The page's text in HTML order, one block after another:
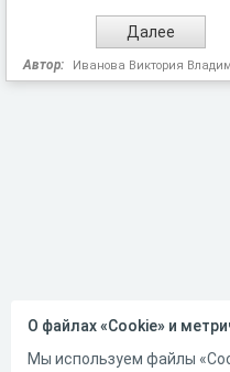
Автор: Иванова Виктория
О файлах «Cookie» и
Мы используем файлы